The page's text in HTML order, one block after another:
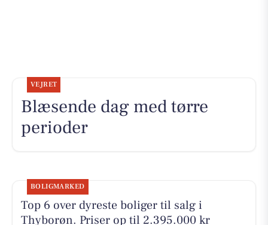
VEJRET
Blæsende dag med tørre
perioder
BOLIGMARKED
Top 6 over dyreste boliger til salg i
Thyborøn. Priser op til 2.395.000 kr